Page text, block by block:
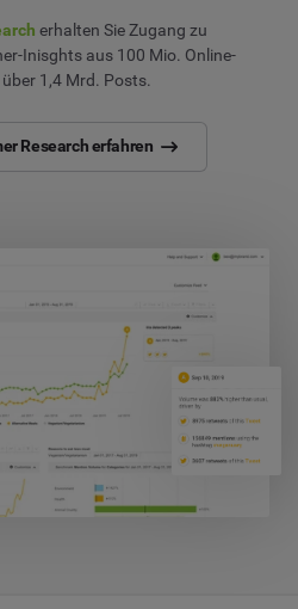
erhalten Sie Zugang zu
Inisghts aus 100 Mio. Online-
1,4 Mrd. Posts.
Research erfahren